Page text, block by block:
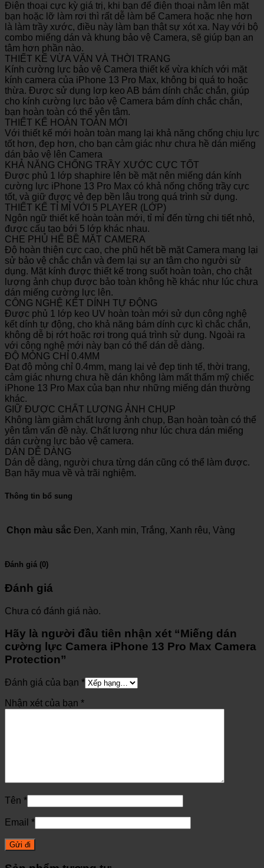
Điện thoại cực kỳ giá trị, khi bạn để điện thoại nằm lên mặt
bạn hoặc lỡ làm rơi thì rất dễ làm bể Camera hoặc nhẹ hơn
là làm trầy xước, điều này làm bạn thật sự xót xa. Nay với bộ
combo miếng dán và khung bảo vệ Camera, sẽ giúp bạn an
tâm hơn phần nào.
THIẾT KẾ VỪA VẶN VÀ THỜI TRANG
Kính cường lực bảo vệ Camera thiết kế vừa khích với mặt
kính camera của iPhone 13 Pro Max, không bị quá to hoặc
thừa. Được sử dụng lơp keo AB bám dính chắc chắn, giúp
cho kính cường lực bảo vệ Camera bám dính chắc chắn,
bạn hoàn toàn có thể yên tâm.
THIẾT KẾ HOÀN TOÀN MỚI
Với thiết kế mới hoàn toàn mang lại khả năng chống chịu lực
tốt hơn, đẹp hơn, cho bạn cảm giác như chưa hề dán miếng
dán bảo vệ lên Camera
KHẢ NĂNG CHỐNG TRẦY XƯỚC CỰC TỐT
Được phủ 1 lớp shaphire lên bề mặt nên miếng dán kính
cường lực iPhone 13 Pro Max có khả nống chống trầy cực
tốt, và giữ được vẻ đẹp bền lâu trong quá trình sử dụng.
THIẾT KẾ TỈ MỈ VỚI 5 PLAYER (LỚP)
Ngôn ngữ thiết kế hoàn toàn mới, tỉ mỉ đến từng chi tiết nhỏ,
được cấu tạo bới 5 lớp khác nhau.
CHE PHỦ HẾ BỀ MẶT CAMERA
Độ hoàn thiện cực cao, che phũ hết bề mặt Camera mang lại
sử bảo vệ chắc chắn và đem lại sự an tâm cho người sử
dụng. Mặt kính được thiết kế trong suốt hoàn toàn, cho chật
lượng ảnh chụp được bảo toàn không hề khác như lúc chưa
dán miếng cường lực lên.
CÔNG NGHỆ KẾT DÍNH TỰ ĐỘNG
Được phủ 1 lớp keo UV hoàn toàn mới sử dụn công nghệ
kết dính tự động, cho khả năng bám dính cực kì chắc chắn,
không dễ bị rớt hoặc rơi trong quá trình sử dụng. Ngoài ra
với công nghệ mới này bạn có thể dán dễ dàng.
ĐỘ MỎNG CHỈ 0.4MM
Đạt độ mỏng chỉ 0.4mm, mang lại vẻ đẹp tinh tế, thời trang,
cảm giác nhưng chưa hề dán không làm mất thẩm mỹ chiếc
iPhone 13 Pro Max của bạn như những miếng dán thường
khác.
GIỮ ĐƯỢC CHẤT LƯỢNG ẢNH CHỤP
Không làm giảm chất lượng ảnh chụp, Bạn hoàn toàn có thể
yên tâm vấn đề này. Chất lượng như lúc chưa dán miếng
dán cường lực bảo vệ camera.
DÁN DỄ DÀNG
Dán dễ dàng, người chưa từng dán cũng có thể làm được.
Bạn hãy mua về và trãi nghiệm.
Thông tin bổ sung
Chọn màu sắc Đen, Xanh min, Trắng, Xanh rêu, Vàng
Đánh giá (0)
Đánh giá
Chưa có đánh giá nào.
Hãy là người đầu tiên nhận xét “Miếng dán
cường lực Camera iPhone 13 Pro Max Camera
Protection”
Đánh giá của bạn *
Nhận xét của bạn *
Tên *
Email *